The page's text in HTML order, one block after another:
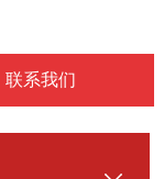
联系我们